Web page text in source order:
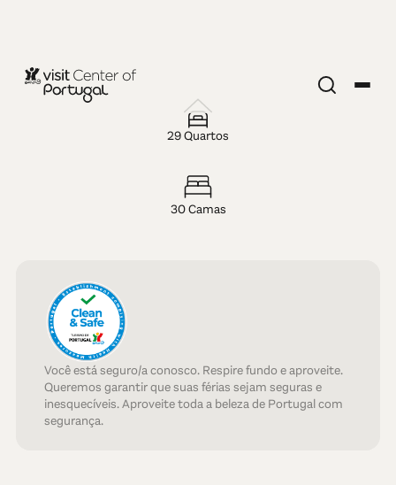
Holidays
29 Quartos
30 Camas
Você está seguro/a conosco. Respire fundo e aproveite.
Queremos garantir que suas férias sejam seguras e
inesquecíveis. Aproveite toda a beleza de Portugal com
segurança.